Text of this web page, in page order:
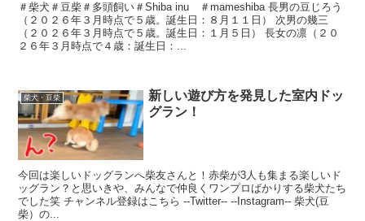
＃柴犬＃豆柴＃多頭飼い＃Shiba inu ＃mameshiba 長男の豆じろう
（２０２６年３月時点で５歳。誕生日：８月１１日） 次男の幾三
（２０２６年３月時点で５歳。誕生日：１月５日） 長女の凛（２０
２６年３月時点で４歳：誕生日：...
柴犬・豆柴
新しい遊び方を発見した室内ドッ
グラン！
今回は楽しいドッグランへ柴友さんと！赤柴が3人も集まる楽しいド
ッグラン？と思いきや、みんなで仲良くワンプロばかりする柴犬たち
でした笑 チャンネル登録はこちら --Twitter-- --Instagram-- 柴犬(豆
柴）の...